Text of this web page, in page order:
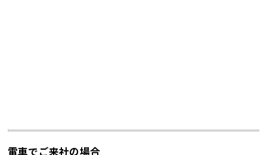
電車でご来社の場合